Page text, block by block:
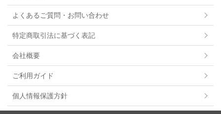
よくあるご質問・お問い合わせ
特定商取引法に基づく表記
会社概要
ご利用ガイド
個人情報保護方針